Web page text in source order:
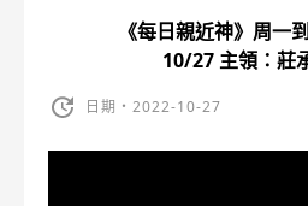
《每日親近神》周一
10/27 主領：莊
日期・2022-10-27